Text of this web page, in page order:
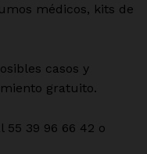
médicos, kits de
casos y
gratuito.
39 96 66 42 o